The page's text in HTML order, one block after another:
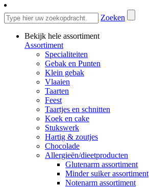
Zoeken
Bekijk hele assortiment
Assortiment
Specialiteiten
Gebak en Punten
Klein gebak
Vlaaien
Taarten
Feest
Taartjes en schnitten
Koek en cake
Stukswerk
Hartig & zoutjes
Chocolade
Allergieën/dieetproducten
Glutenarm assortiment
Minder suiker assortiment
Notenarm assortiment